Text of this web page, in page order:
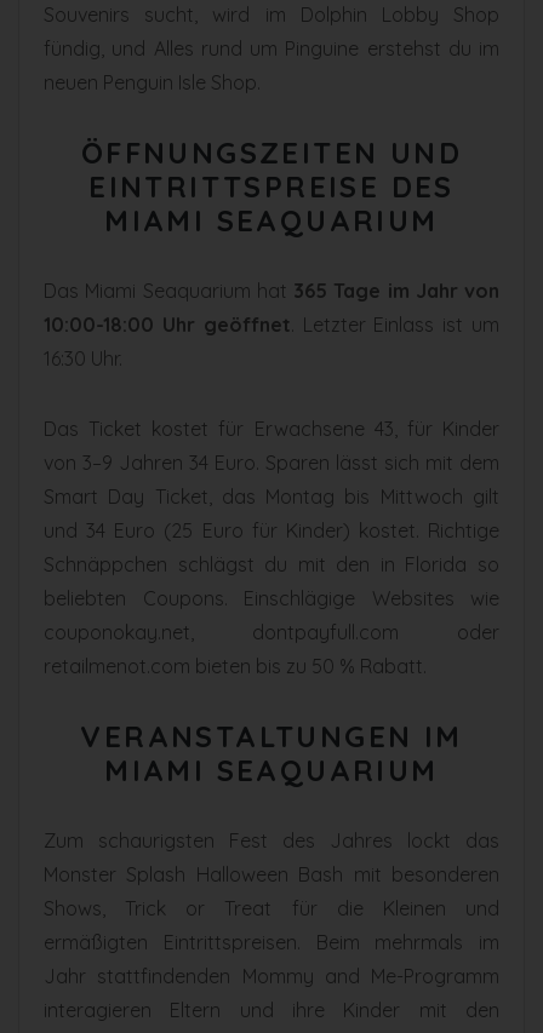
Souvenirs sucht, wird im Dolphin Lobby Shop
fündig, und Alles rund um Pinguine erstehst du im
neuen Penguin Isle Shop.
ÖFFNUNGSZEITEN UND
EINTRITTSPREISE DES
MIAMI SEAQUARIUM
Das Miami Seaquarium hat 365 Tage im Jahr von
10:00-18:00 Uhr geöffnet. Letzter Einlass ist um
16:30 Uhr.
Das Ticket kostet für Erwachsene 43, für Kinder
von 3–9 Jahren 34 Euro. Sparen lässt sich mit dem
Smart Day Ticket, das Montag bis Mittwoch gilt
und 34 Euro (25 Euro für Kinder) kostet. Richtige
Schnäppchen schlägst du mit den in Florida so
beliebten Coupons. Einschlägige Websites wie
couponokay.net, dontpayfull.com oder
retailmenot.com bieten bis zu 50 % Rabatt.
VERANSTALTUNGEN IM
MIAMI SEAQUARIUM
Zum schaurigsten Fest des Jahres lockt das
Monster Splash Halloween Bash mit besonderen
Shows, Trick or Treat für die Kleinen und
ermäßigten Eintrittspreisen. Beim mehrmals im
Jahr stattfindenden Mommy and Me-Programm
interagieren Eltern und ihre Kinder mit den